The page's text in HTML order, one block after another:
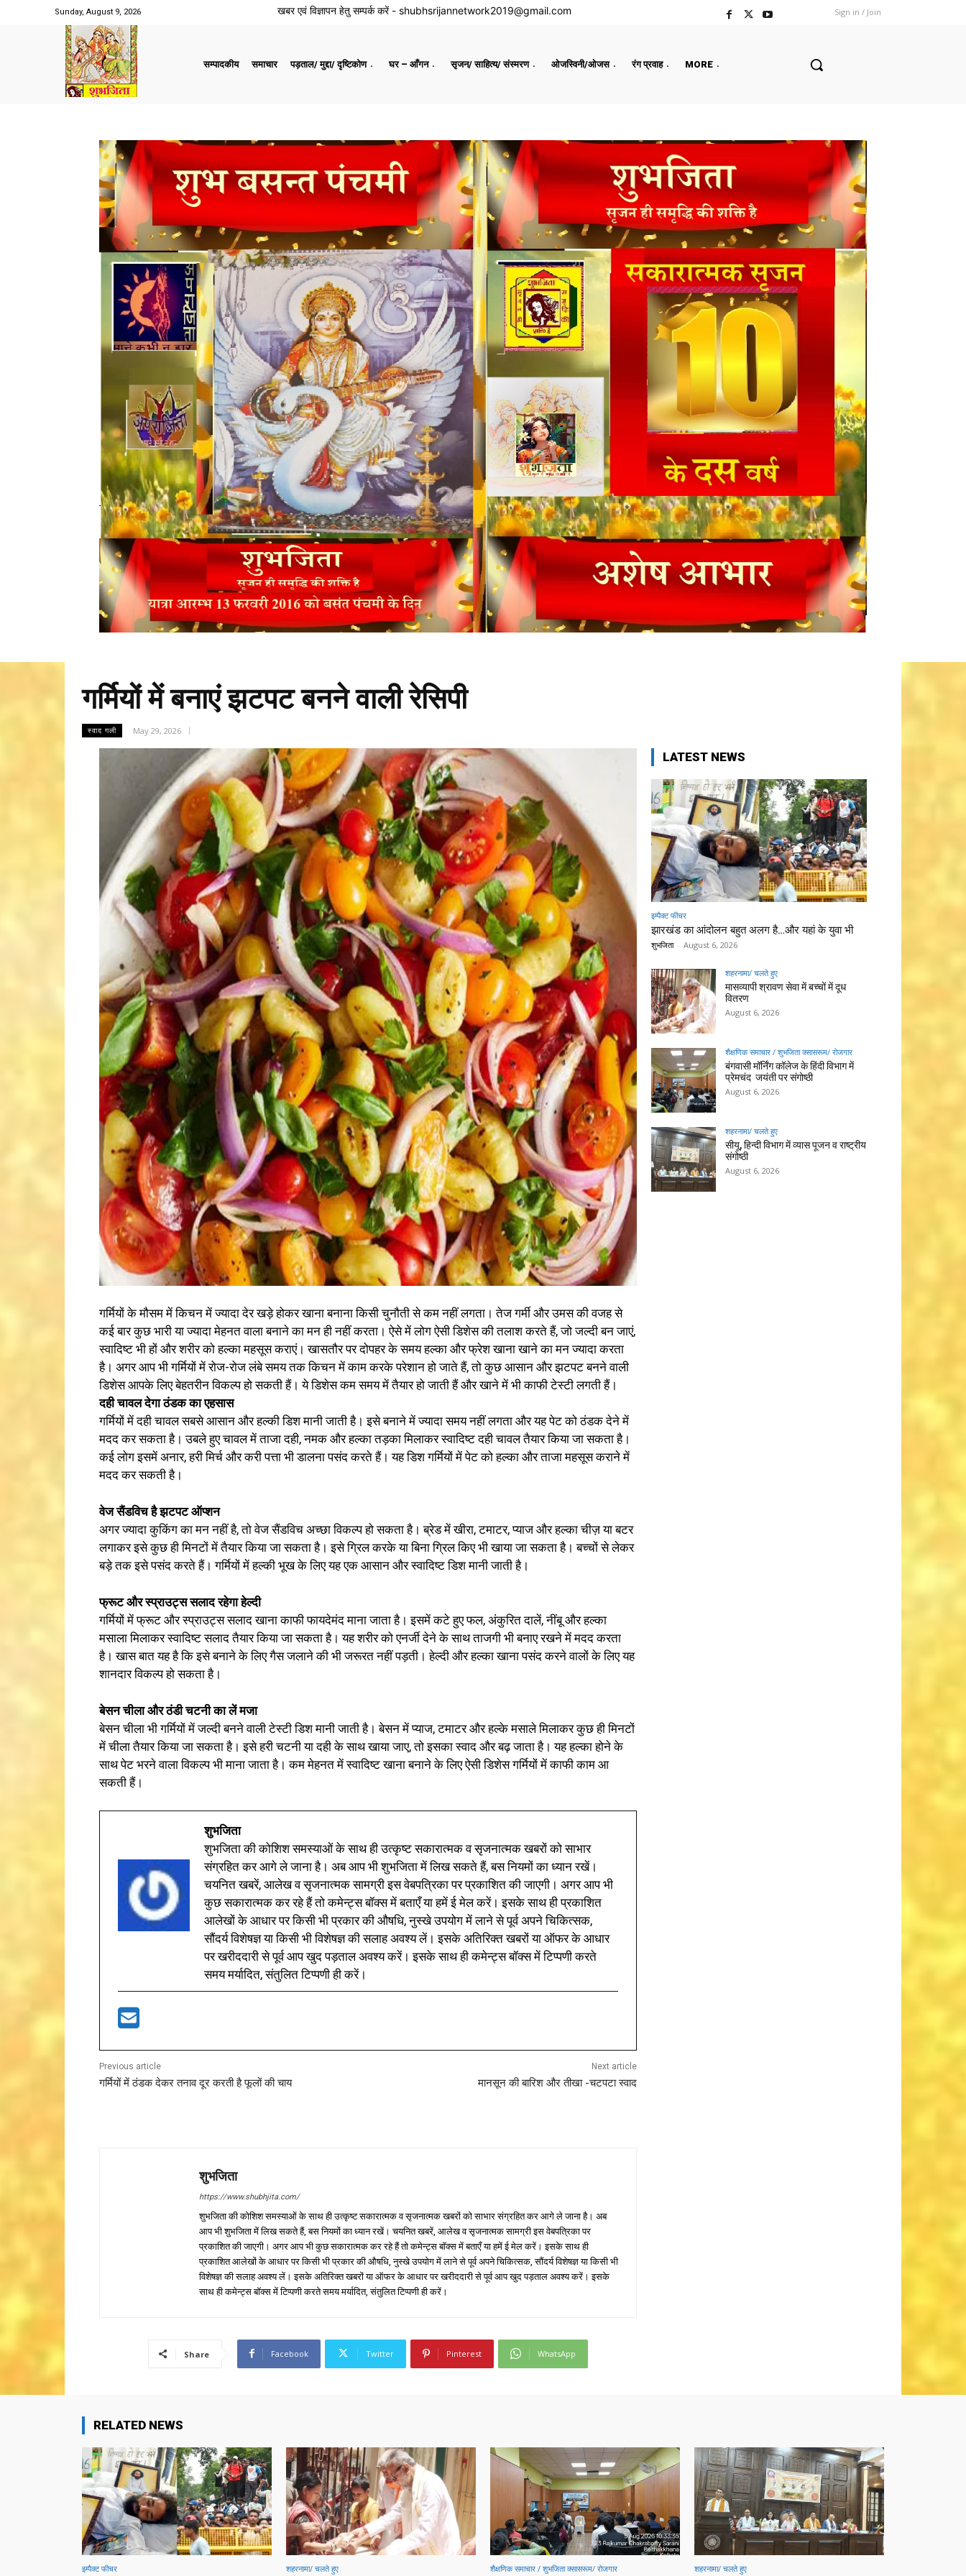
Sunday, August 9, 2026 खबर एवं विज्ञापन हेतु सम्पर्क करें - shubhsrijannetwork2019@gmail.com Sign in / Join
सम्पादकीय समाचार पड़ताल/ मुद्दा/ दृष्टिकोण घर – आँगन सृजन/ साहित्य/ संस्मरण ओजस्विनी/ओजस रंग प्रवाह MORE
गर्मियों में बनाएं झटपट बनने वाली रेसिपी
स्वाद गली May 29, 2026
गर्मियों के मौसम में किचन में ज्यादा देर खड़े होकर खाना बनाना किसी चुनौती से कम नहीं लगता। तेज गर्मी और उमस की वजह से
कई बार कुछ भारी या ज्यादा मेहनत वाला बनाने का मन ही नहीं करता। ऐसे में लोग ऐसी डिशेस की तलाश करते हैं, जो जल्दी बन जाएं,
स्वादिष्ट भी हों और शरीर को हल्का महसूस कराएं। खासतौर पर दोपहर के समय हल्का और फ्रेश खाना खाने का मन ज्यादा करता
है। अगर आप भी गर्मियों में रोज-रोज लंबे समय तक किचन में काम करके परेशान हो जाते हैं, तो कुछ आसान और झटपट बनने वाली
डिशेस आपके लिए बेहतरीन विकल्प हो सकती हैं। ये डिशेस कम समय में तैयार हो जाती हैं और खाने में भी काफी टेस्टी लगती हैं।
दही चावल देगा ठंडक का एहसास
गर्मियों में दही चावल सबसे आसान और हल्की डिश मानी जाती है। इसे बनाने में ज्यादा समय नहीं लगता और यह पेट को ठंडक देने में
मदद कर सकता है। उबले हुए चावल में ताजा दही, नमक और हल्का तड़का मिलाकर स्वादिष्ट दही चावल तैयार किया जा सकता है।
कई लोग इसमें अनार, हरी मिर्च और करी पत्ता भी डालना पसंद करते हैं। यह डिश गर्मियों में पेट को हल्का और ताजा महसूस कराने में
मदद कर सकती है।
वेज सैंडविच है झटपट ऑप्शन
अगर ज्यादा कुकिंग का मन नहीं है, तो वेज सैंडविच अच्छा विकल्प हो सकता है। ब्रेड में खीरा, टमाटर, प्याज और हल्का चीज़ या बटर
लगाकर इसे कुछ ही मिनटों में तैयार किया जा सकता है। इसे ग्रिल करके या बिना ग्रिल किए भी खाया जा सकता है। बच्चों से लेकर
बड़े तक इसे पसंद करते हैं। गर्मियों में हल्की भूख के लिए यह एक आसान और स्वादिष्ट डिश मानी जाती है।
फ्रूट और स्प्राउट्स सलाद रहेगा हेल्दी
गर्मियों में फ्रूट और स्प्राउट्स सलाद खाना काफी फायदेमंद माना जाता है। इसमें कटे हुए फल, अंकुरित दालें, नींबू और हल्का
मसाला मिलाकर स्वादिष्ट सलाद तैयार किया जा सकता है। यह शरीर को एनर्जी देने के साथ ताजगी भी बनाए रखने में मदद करता
है। खास बात यह है कि इसे बनाने के लिए गैस जलाने की भी जरूरत नहीं पड़ती। हेल्दी और हल्का खाना पसंद करने वालों के लिए यह
शानदार विकल्प हो सकता है।
बेसन चीला और ठंडी चटनी का लें मजा
बेसन चीला भी गर्मियों में जल्दी बनने वाली टेस्टी डिश मानी जाती है। बेसन में प्याज, टमाटर और हल्के मसाले मिलाकर कुछ ही मिनटों
में चीला तैयार किया जा सकता है। इसे हरी चटनी या दही के साथ खाया जाए, तो इसका स्वाद और बढ़ जाता है। यह हल्का होने के
साथ पेट भरने वाला विकल्प भी माना जाता है। कम मेहनत में स्वादिष्ट खाना बनाने के लिए ऐसी डिशेस गर्मियों में काफी काम आ
सकती हैं।
शुभजिता
शुभजिता की कोशिश समस्याओं के साथ ही उत्कृष्ट सकारात्मक व सृजनात्मक खबरों को साभार
संग्रहित कर आगे ले जाना है। अब आप भी शुभजिता में लिख सकते हैं, बस नियमों का ध्यान रखें।
चयनित खबरें, आलेख व सृजनात्मक सामग्री इस वेबपत्रिका पर प्रकाशित की जाएगी। अगर आप भी
कुछ सकारात्मक कर रहे हैं तो कमेन्ट्स बॉक्स में बताएँ या हमें ई मेल करें। इसके साथ ही प्रकाशित
आलेखों के आधार पर किसी भी प्रकार की औषधि, नुस्खे उपयोग में लाने से पूर्व अपने चिकित्सक,
सौंदर्य विशेषज्ञ या किसी भी विशेषज्ञ की सलाह अवश्य लें। इसके अतिरिक्त खबरों या ऑफर के आधार
पर खरीददारी से पूर्व आप खुद पड़ताल अवश्य करें। इसके साथ ही कमेन्ट्स बॉक्स में टिप्पणी करते
समय मर्यादित, संतुलित टिप्पणी ही करें।
Previous article
गर्मियों में ठंडक देकर तनाव दूर करती है फूलों की चाय
Next article
मानसून की बारिश और तीखा -चटपटा स्वाद
शुभजिता
https://www.shubhjita.com/
शुभजिता की कोशिश समस्याओं के साथ ही उत्कृष्ट सकारात्मक व सृजनात्मक खबरों को साभार संग्रहित कर आगे ले जाना है। अब
आप भी शुभजिता में लिख सकते हैं, बस नियमों का ध्यान रखें। चयनित खबरें, आलेख व सृजनात्मक सामग्री इस वेबपत्रिका पर
प्रकाशित की जाएगी। अगर आप भी कुछ सकारात्मक कर रहे हैं तो कमेन्ट्स बॉक्स में बताएँ या हमें ई मेल करें। इसके साथ ही
प्रकाशित आलेखों के आधार पर किसी भी प्रकार की औषधि, नुस्खे उपयोग में लाने से पूर्व अपने चिकित्सक, सौंदर्य विशेषज्ञ या किसी भी
विशेषज्ञ की सलाह अवश्य लें। इसके अतिरिक्त खबरों या ऑफर के आधार पर खरीददारी से पूर्व आप खुद पड़ताल अवश्य करें। इसके
साथ ही कमेन्ट्स बॉक्स में टिप्पणी करते समय मर्यादित, संतुलित टिप्पणी ही करें।
Share Facebook Twitter Pinterest WhatsApp
LATEST NEWS
इम्पैक्ट फीचर
झारखंड का आंदोलन बहुत अलग है…और यहां के युवा भी
शुभजिता - August 6, 2026
शहरनामा/ चलते हुए
मासव्यापी श्रावण सेवा में बच्चों में दूध
वितरण
August 6, 2026
शैक्षणिक समाचार / शुभजिता क्सासरूम/ रोजगार
बंगवासी मॉर्निंग कॉलेज के हिंदी विभाग में
प्रेमचंद जयंती पर संगोष्ठी
August 6, 2026
शहरनामा/ चलते हुए
सीयू, हिन्दी विभाग में व्यास पूजन व राष्ट्रीय
संगोष्ठी
August 6, 2026
RELATED NEWS
इम्पैक्ट फीचर शहरनामा/ चलते हुए शैक्षणिक समाचार / शुभजिता क्सासरूम/ रोजगार शहरनामा/ चलते हुए